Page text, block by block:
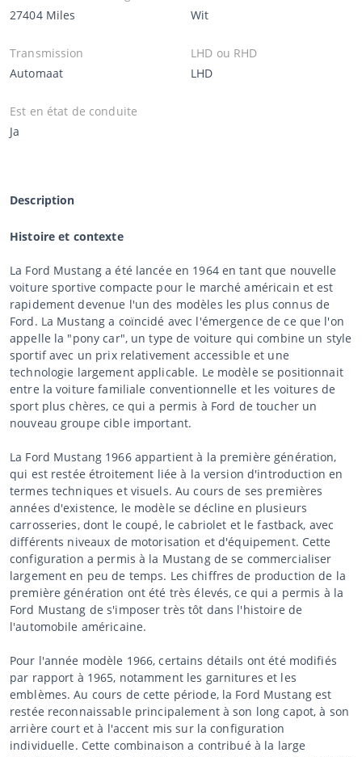
27404 Miles
Wit
Transmission
Automaat
LHD ou RHD
LHD
Est en état de conduite
Ja
Description
Histoire et contexte
La Ford Mustang a été lancée en 1964 en tant que nouvelle
voiture sportive compacte pour le marché américain et est
rapidement devenue l'un des modèles les plus connus de
Ford. La Mustang a coïncidé avec l'émergence de ce que l'on
appelle la "pony car", un type de voiture qui combine un style
sportif avec un prix relativement accessible et une
technologie largement applicable. Le modèle se positionnait
entre la voiture familiale conventionnelle et les voitures de
sport plus chères, ce qui a permis à Ford de toucher un
nouveau groupe cible important.
La Ford Mustang 1966 appartient à la première génération,
qui est restée étroitement liée à la version d'introduction en
termes techniques et visuels. Au cours de ses premières
années d'existence, le modèle se décline en plusieurs
carrosseries, dont le coupé, le cabriolet et le fastback, avec
différents niveaux de motorisation et d'équipement. Cette
configuration a permis à la Mustang de se commercialiser
largement en peu de temps. Les chiffres de production de la
première génération ont été très élevés, ce qui a permis à la
Ford Mustang de s'imposer très tôt dans l'histoire de
l'automobile américaine.
Pour l'année modèle 1966, certains détails ont été modifiés
par rapport à 1965, notamment les garnitures et les
emblèmes. Au cours de cette période, la Ford Mustang est
restée reconnaissable principalement à son long capot, à son
arrière court et à l'accent mis sur la configuration
individuelle. Cette combinaison a contribué à la large